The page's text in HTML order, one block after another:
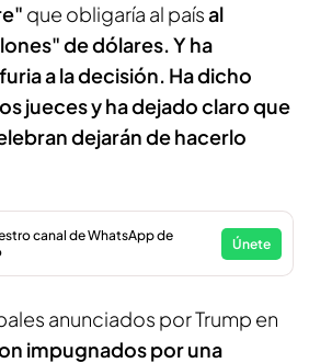
que obligaría al paísal
de dólares. Y ha
a la decisión. Ha dicho
jueces y ha dejado claro que
dejarán de hacerlo
canal de WhatsApp de
Únete
anunciados por Trump en
impugnados por una